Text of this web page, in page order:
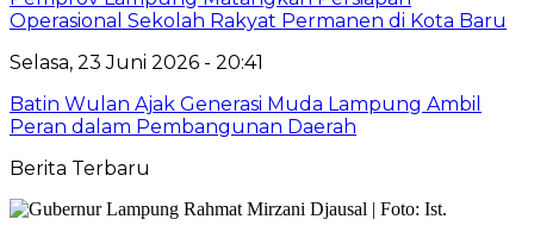
Operasional Sekolah Rakyat Permanen di Kota Baru
Selasa, 23 Juni 2026 - 20:41
Batin Wulan Ajak Generasi Muda Lampung Ambil
Peran dalam Pembangunan Daerah
Berita Terbaru